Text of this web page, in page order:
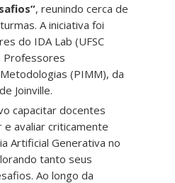
, reunindo cerca de
A iniciativa foi
do IDA Lab (UFSC
Professores
(PIMM), da
Joinville.
capacitar docentes
avaliar criticamente
Artificial Generativa no
tanto seus
Ao longo da